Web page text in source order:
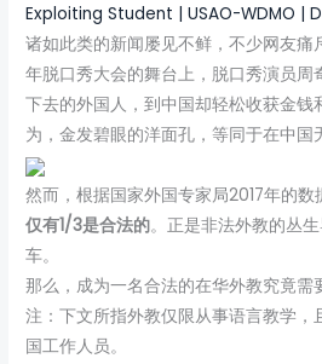
Exploiting Student | USAO-WDMO
诸如此类的新闻屡见不鲜，不少网友痛
年脱口秀大会的舞台上，脱口秀演员周
下去的外国人，到中国却轻松收获金钱
为，金发碧眼的洋面孔，等同于在中国
然而，根据国家外国专家局2017年的数
仅有1/3是合法的。正是非法外教的丛
车。
那么，成为一名合法的在华外教究竟需
注：下文所指外教仅限从事语言教学
国工作人员。